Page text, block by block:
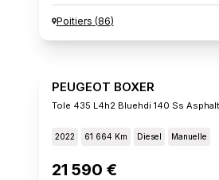
Poitiers (86)
PEUGEOT BOXER
Tole 435 L4h2 Bluehdi 140 Ss Asphalt
2022 61 664 Km Diesel Manuelle
21 590 €